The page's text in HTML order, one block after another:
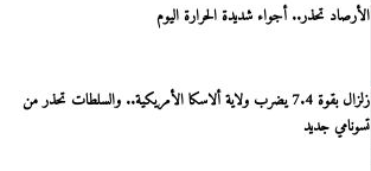
الأرصاد تحذر.. أجواء شديدة الحرارة اليوم
زلزال بقوة 7.4 يضرب ولاية ألاسكا الأمريكية.. والسلطات تحذر من
تسونامي جديد